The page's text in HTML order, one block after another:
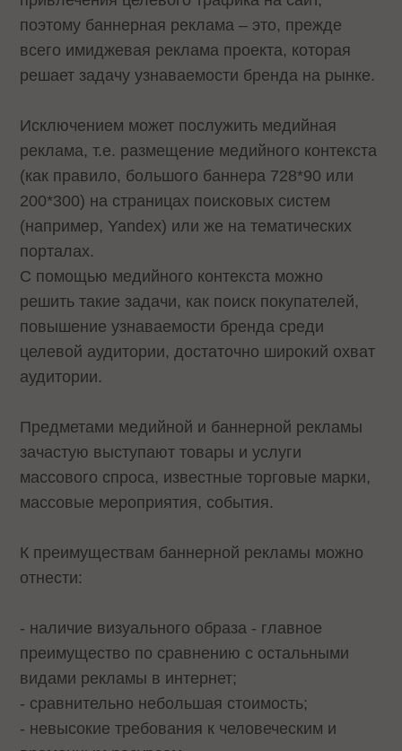
поэтому баннерная реклама – это, прежде
всего имиджевая реклама проекта, которая
решает задачу узнаваемости бренда на рынке.
Исключением может послужить медийная
реклама, т.е. размещение медийного контекста
(как правило, большого баннера 728*90 или
200*300) на страницах поисковых систем
(например, Yandex) или же на тематических
порталах.
С помощью медийного контекста можно
решить такие задачи, как поиск покупателей,
повышение узнаваемости бренда среди
целевой аудитории, достаточно широкий охват
аудитории.
Предметами медийной и баннерной рекламы
зачастую выступают товары и услуги
массового спроса, известные торговые марки,
массовые мероприятия, события.
К преимуществам баннерной рекламы можно
отнести:
- наличие визуального образа - главное
преимущество по сравнению с остальными
видами рекламы в интернет;
- сравнительно небольшая стоимость;
- невысокие требования к человеческим и